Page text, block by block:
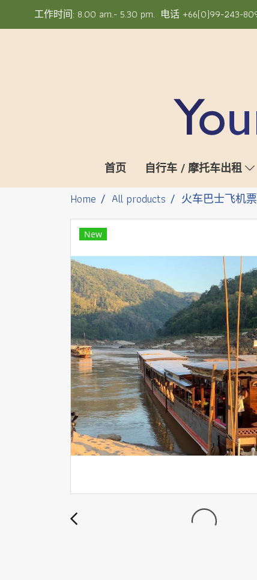
工作时间: 8.00 am.- 5.30 pm. 电话 +66(0)99-243-
首页 自行车 / 摩托车出租
Home
All products 火车巴士飞机票
New